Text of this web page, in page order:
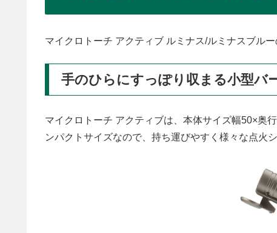
マイクロトーチ アクティブ ルミナス/ルミナスブルー
手のひらにすっぽり収まる小型バ
マイクロトーチ アクティブは、本体サイズ幅50×奥
ンパクトサイズなので、持ち運びやすく様々な点火